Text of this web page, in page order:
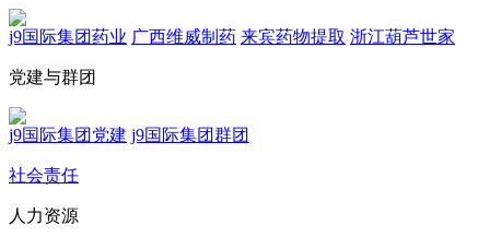
j9国际集团药业 广西维威制药 来宾药物提取 浙江葫芦世家
党建与群团
j9国际集团党建 j9国际集团群团
社会责任
人力资源